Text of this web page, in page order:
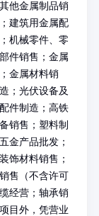
他金属制品销
建筑用金属配
机械零件、零
件销售；金属
金属材料销
；光伏设备及
件制造；高铁
销售；塑料制
金产品批发；
饰材料销售；
售（不含许可
经营；轴承销
目外，凭营业